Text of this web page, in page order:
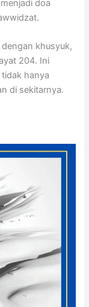
doa
khusyuk,
204. Ini
hanya
di sekitarnya.